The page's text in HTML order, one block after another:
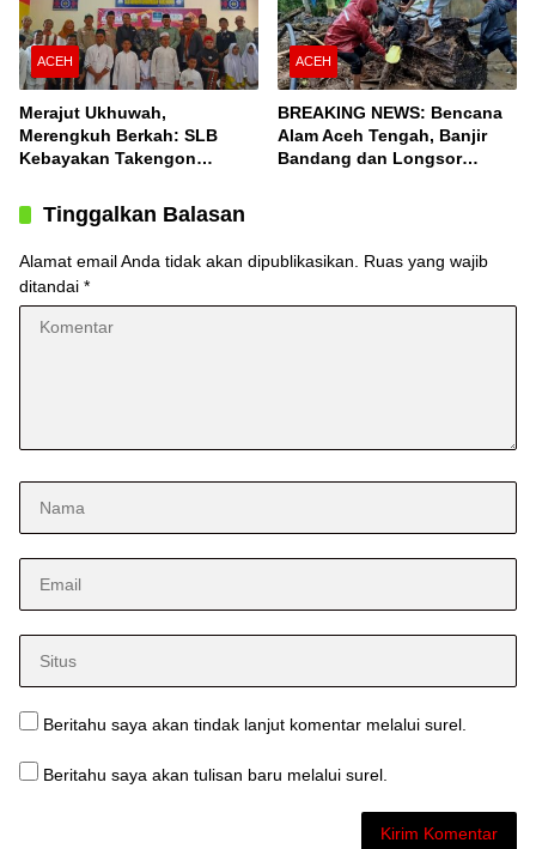
ACEH
Merajut Ukhuwah,
Merengkuh Berkah: SLB
Kebayakan Takengon
ACEH
BREAKING NEWS: Bencana
Alam Aceh Tengah, Banjir
Bandang dan Longsor
Tinggalkan Balasan
Alamat email Anda tidak akan dipublikasikan.
Ruas yang wajib
ditandai *
Beritahu saya akan tindak lanjut komentar melalui surel.
Beritahu saya akan tulisan baru melalui surel.